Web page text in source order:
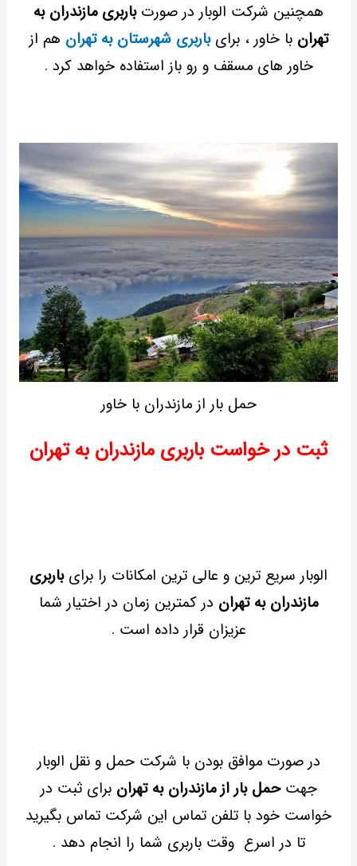
همچنین شرکت الوبار در صورتباربری مازندران به
تهران با خاور ، برایباربری شهرستان به تهران هم از
خاور های مسقف و رو باز استفاده خواهد کرد .
حمل بار از مازندران با خاور
ثبت در خواست باربری مازندران به تهران
الوبار سریع ترین و عالی ترین امکانات را برایباربری
مازندران به تهران در کمترین زمان در اختیار شما
عزیزان قرار داده است .
در صورت موافق بودن با شرکت حمل و نقل الوبار
جهتحمل بار از مازندران به تهران برای ثبت در
خواست خود با تلفن تماس این شرکت تماس بگیرید
تا در اسرع وقت باربری شما را انجام دهد .